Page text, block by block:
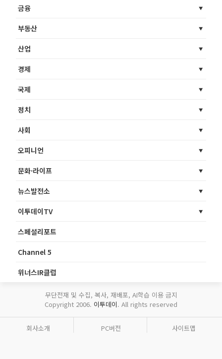
금융
부동산
산업
경제
국제
정치
사회
오피니언
문화·라이프
뉴스발전소
이투데이TV
스페셜리포트
Channel 5
위너스IR클럽
무단전재 및 수집, 복사, 재배포, AI학습 이용 금지
Copyright 2006. 이투데이. All rights reserved
회사소개 PC버전 사이트맵